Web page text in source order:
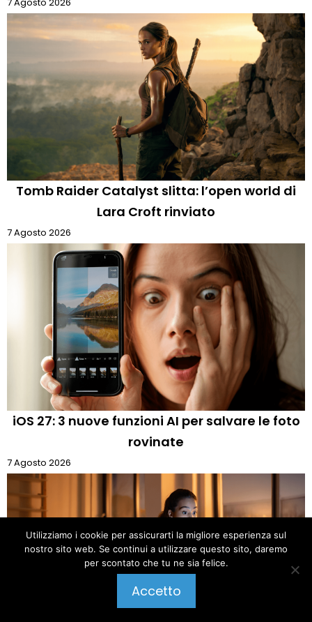
Tomb Raider Catalyst slitta: l’open world di
Lara Croft rinviato
7 Agosto 2026
iOS 27: 3 nuove funzioni AI per salvare le foto
rovinate
7 Agosto 2026
Pubblica un commento
Utilizziamo i cookie per assicurarti la migliore esperienza sul
nostro sito web. Se continui a utilizzare questo sito, daremo
per scontato che tu ne sia felice.
Accetto